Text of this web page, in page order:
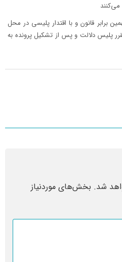
برابر قانون و با اقتدار پلیسی در محل
پلیس دلالت و پس از تشکیل پرونده به
شد. بخش‌های موردنیاز